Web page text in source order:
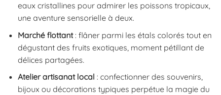
eaux cristallines pour admirer les poissons tropicaux,
une aventure sensorielle à deux.
Marché flottant: flâner parmi les étals colorés tout en
dégustant des fruits exotiques, moment pétillant de
délices partagées.
Atelier artisanat local : confectionner des souvenirs,
bijoux ou décorations typiques perpétue la magie du